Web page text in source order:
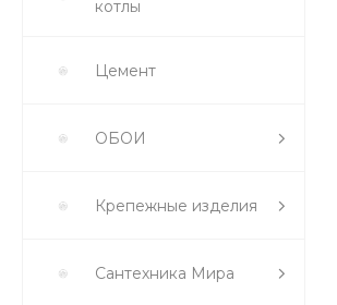
котлы
Цемент
ОБОИ
Крепежные изделия
Сантехника Мира